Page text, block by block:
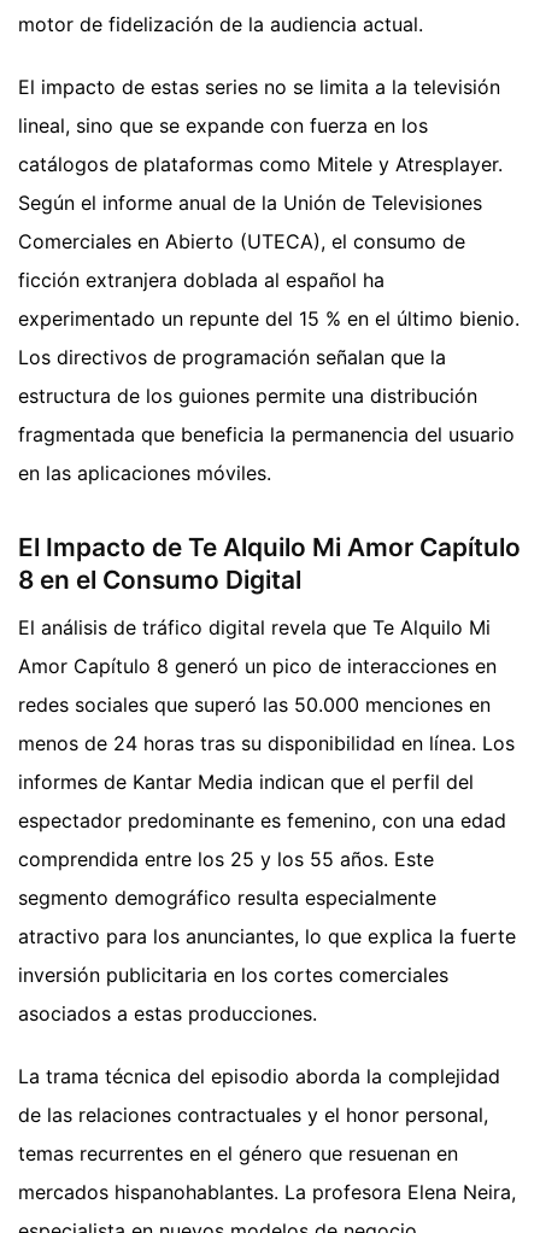
motor de fidelización de la audiencia actual.
El impacto de estas series no se limita a la televisión
lineal, sino que se expande con fuerza en los
catálogos de plataformas como Mitele y Atresplayer.
Según el informe anual de la Unión de Televisiones
Comerciales en Abierto (UTECA), el consumo de
ficción extranjera doblada al español ha
experimentado un repunte del 15 % en el último bienio.
Los directivos de programación señalan que la
estructura de los guiones permite una distribución
fragmentada que beneficia la permanencia del usuario
en las aplicaciones móviles.
El Impacto de Te Alquilo Mi Amor Capítulo
8 en el Consumo Digital
El análisis de tráfico digital revela que Te Alquilo Mi
Amor Capítulo 8 generó un pico de interacciones en
redes sociales que superó las 50.000 menciones en
menos de 24 horas tras su disponibilidad en línea. Los
informes de Kantar Media indican que el perfil del
espectador predominante es femenino, con una edad
comprendida entre los 25 y los 55 años. Este
segmento demográfico resulta especialmente
atractivo para los anunciantes, lo que explica la fuerte
inversión publicitaria en los cortes comerciales
asociados a estas producciones.
La trama técnica del episodio aborda la complejidad
de las relaciones contractuales y el honor personal,
temas recurrentes en el género que resuenan en
mercados hispanohablantes. La profesora Elena Neira,